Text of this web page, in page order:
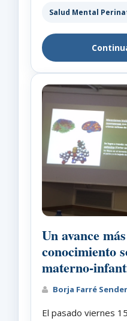
Salud Mental
Un avance
conocimiento
materno-
Borja Farré Sender
El pasado viernes